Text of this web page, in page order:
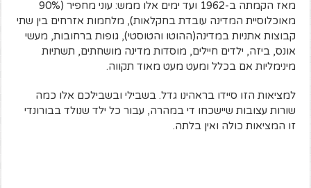
מאז הקמתה ב-1962 ועד ימים אלו ממש: עוני מחפיר (90%
מאוכלוסיית המדינה עובדת בחקלאות), מלחמות אזרחים בין שתי
קבוצות אתניות במדינה(ההוטו והטוסטי), גופות ברחובות, מעשי
אונס, ביזה, ילדים חיילים, מוסדות מדינה מושחתים, תשתיות
מינימליות אם בכלל ומעט מעט מאוד תקווה.
למציאות הזו סיידו בראהינו גדל. בשבילי ובשבילכם אלו כמה
שורות עצובות שיישכחו די במהרה, עבור כל ילד שנולד בבורונדי
זו המציאות כולה ואין בלתה.